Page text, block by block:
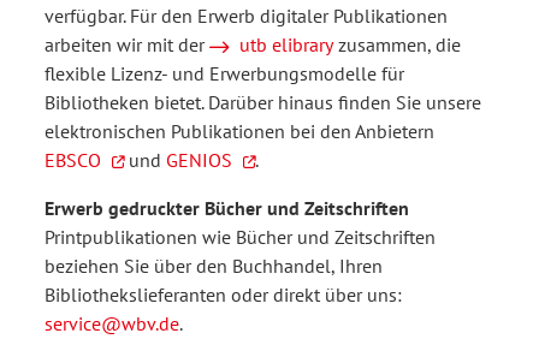
verfügbar. Für den Erwerb digitaler Publikationen
arbeiten wir mit der
utb elibraryzusammen, die
flexible Lizenz- und Erwerbungsmodelle für
Bibliotheken bietet. Darüber hinaus finden Sie unsere
elektronischen Publikationen bei den Anbietern
EBSCO
und GENIOS
.
Erwerb gedruckter Bücher und Zeitschriften
Printpublikationen wie Bücher und Zeitschriften
beziehen Sie über den Buchhandel, Ihren
Bibliothekslieferanten oder direkt über uns:
service@wbv.de.